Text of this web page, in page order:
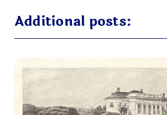
Additional posts: